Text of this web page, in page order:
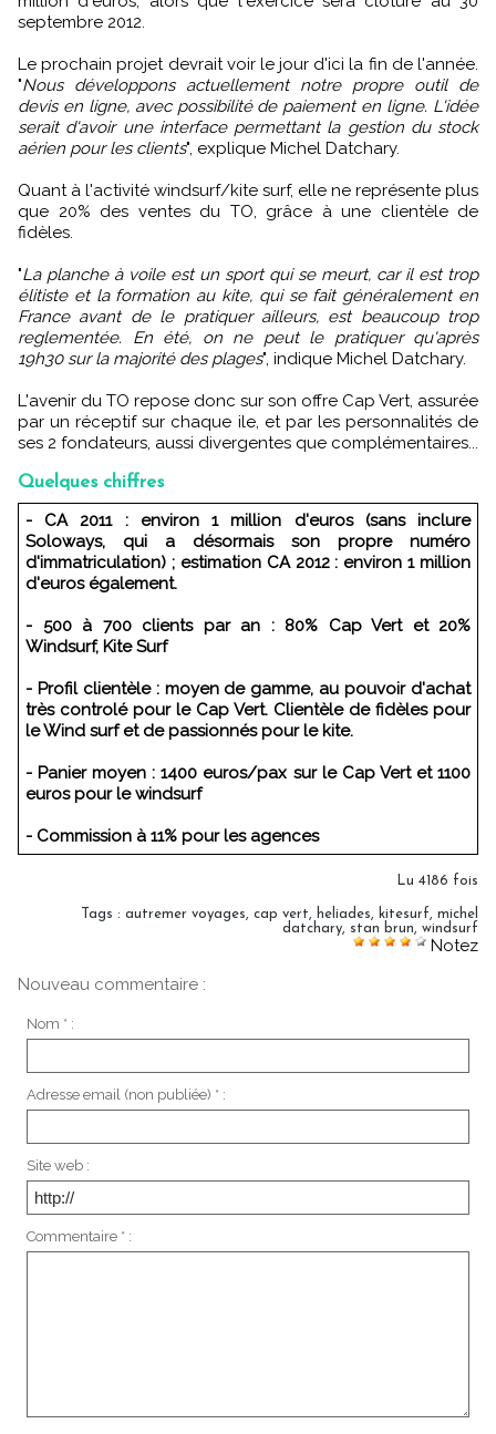
septembre 2012.
Le prochain projet devrait voir le jour d'ici la fin de l'année.
"Nous développons actuellement notre propre outil de
devis en ligne, avec possibilité de paiement en ligne. L'idée
serait d'avoir une interface permettant la gestion du stock
aérien pour les clients", explique Michel Datchary.
Quant à l'activité windsurf/kite surf, elle ne représente plus
que 20% des ventes du TO, grâce à une clientèle de
fidèles.
"La planche à voile est un sport qui se meurt, car il est trop
élitiste et la formation au kite, qui se fait généralement en
France avant de le pratiquer ailleurs, est beaucoup trop
reglementée. En été, on ne peut le pratiquer qu'après
19h30 sur la majorité des plages", indique Michel Datchary.
L'avenir du TO repose donc sur son offre Cap Vert, assurée
par un réceptif sur chaque ile, et par les personnalités de
ses 2 fondateurs, aussi divergentes que complémentaires...
Quelques chiffres
- CA 2011 : environ 1 million d'euros (sans inclure
Soloways, qui a désormais son propre numéro
d'immatriculation) ; estimation CA 2012 : environ 1 million
d'euros également.
- 500 à 700 clients par an : 80% Cap Vert et 20%
Windsurf, Kite Surf
- Profil clientèle : moyen de gamme, au pouvoir d'achat
très controlé pour le Cap Vert. Clientèle de fidèles pour
le Wind surf et de passionnés pour le kite.
- Panier moyen : 1400 euros/pax sur le Cap Vert et 1100
euros pour le windsurf
- Commission à 11% pour les agences
Lu 4186 fois
Tags : autremer voyages, cap vert, heliades, kitesurf, michel
datchary, stan brun, windsurf
Notez
Nouveau commentaire :
Nom * :
Adresse email (non publiée) * :
Site web :
Commentaire * :